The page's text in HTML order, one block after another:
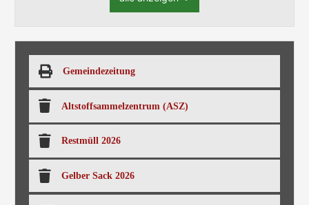
Gemeindezeitung
Altstoffsammelzentrum (ASZ)
Restmüll 2026
Gelber Sack 2026